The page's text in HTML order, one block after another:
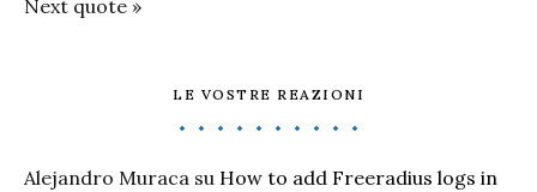
Next quote »
LE VOSTRE REAZIONI
Alejandro Muraca su How to add Freeradius logs in